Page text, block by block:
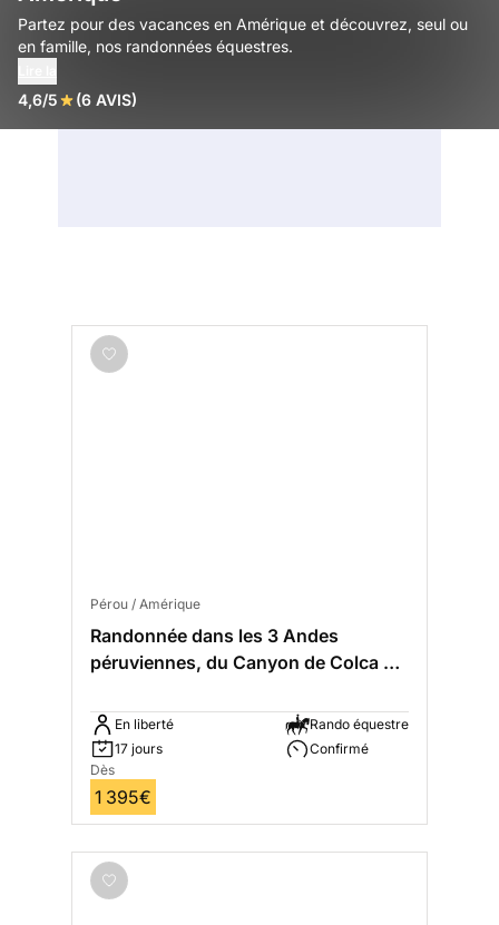
Partez pour des vacances en Amérique et découvrez, seul ou
en famille, nos randonnées équestres.
4,6/5 (6 AVIS)
Pérou / Amérique
Randonnée dans les 3 Andes
péruviennes, du Canyon de Colca à
En liberté
17 jours
Rando équestre
Confirmé
Dès
1 395€